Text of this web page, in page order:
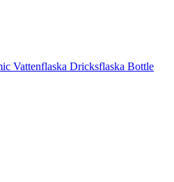
Vattenflaska Dricksflaska Bottle